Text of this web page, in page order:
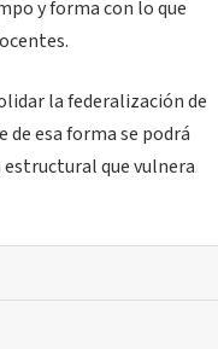
y forma con lo que
la federalización de
de esa forma se podrá
que vulnera